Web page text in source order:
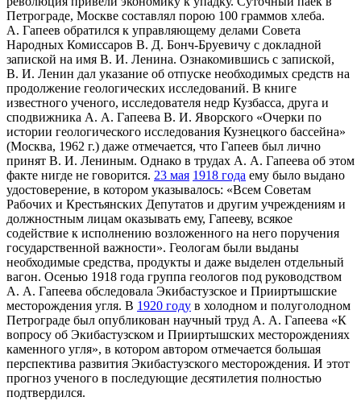
Петрограде, Москве составлял порою 100 граммов хлеба.
А. Гапеев обратился к управляющему делами Совета
Народных Комиссаров В. Д. Бонч-Бруевичу с докладной
запиской на имя В. И. Ленина. Ознакомившись с запиской,
В. И. Ленин дал указание об отпуске необходимых средств на
продолжение геологических исследований. В книге
известного ученого, исследователя недр Кузбасса, друга и
сподвижника А. А. Гапеева В. И. Яворского «Очерки по
истории геологического исследования Кузнецкого бассейна»
(Москва, 1962 г.) даже отмечается, что Гапеев был лично
принят В. И. Лениным. Однако в трудах А. А. Гапеева об этом
факте нигде не говорится. 23 мая 1918 года ему было выдано
удостоверение, в котором указывалось: «Всем Советам
Рабочих и Крестьянских Депутатов и другим учреждениям и
должностным лицам оказывать ему, Гапееву, всякое
содействие к исполнению возложенного на него поручения
государственной важности». Геологам были выданы
необходимые средства, продукты и даже выделен отдельный
вагон. Осенью 1918 года группа геологов под руководством
А. А. Гапеева обследовала Экибастузское и Прииртышские
месторождения угля. В 1920 году в холодном и полуголодном
Петрограде был опубликован научный труд А. А. Гапеева «К
вопросу об Экибастузском и Прииртышских месторождениях
каменного угля», в котором автором отмечается большая
перспектива развития Экибастузского месторождения. И этот
прогноз ученого в последующие десятилетия полностью
подтвердился.